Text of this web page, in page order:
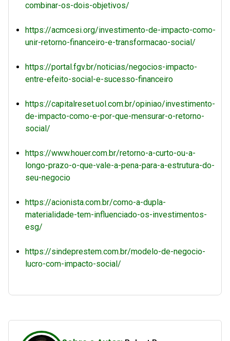
combinar-os-dois-objetivos/
https://acmcesi.org/investimento-de-impacto-como-
unir-retorno-financeiro-e-transformacao-social/
https://portal.fgv.br/noticias/negocios-impacto-
entre-efeito-social-e-sucesso-financeiro
https://capitalreset.uol.com.br/opiniao/investimento-
de-impacto-como-e-por-que-mensurar-o-retorno-
social/
https://www.houer.com.br/retorno-a-curto-ou-a-
longo-prazo-o-que-vale-a-pena-para-a-estrutura-do-
seu-negocio
https://acionista.com.br/como-a-dupla-
materialidade-tem-influenciado-os-investimentos-
esg/
https://sindeprestem.com.br/modelo-de-negocio-
lucro-com-impacto-social/